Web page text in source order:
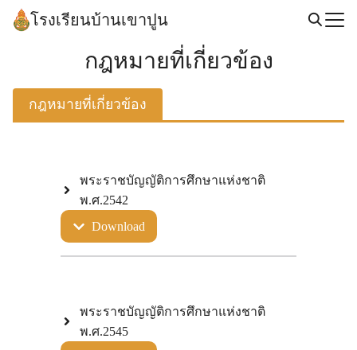
Skip
โรงเรียนบ้านเขาปูน
กฎหมายที่เกี่ยวข้อง
กฎหมายที่เกี่ยวข้อง
พระราชบัญญัติการศึกษาแห่งชาติ
พ.ศ.2542
Download
พระราชบัญญัติการศึกษาแห่งชาติ
พ.ศ.2545